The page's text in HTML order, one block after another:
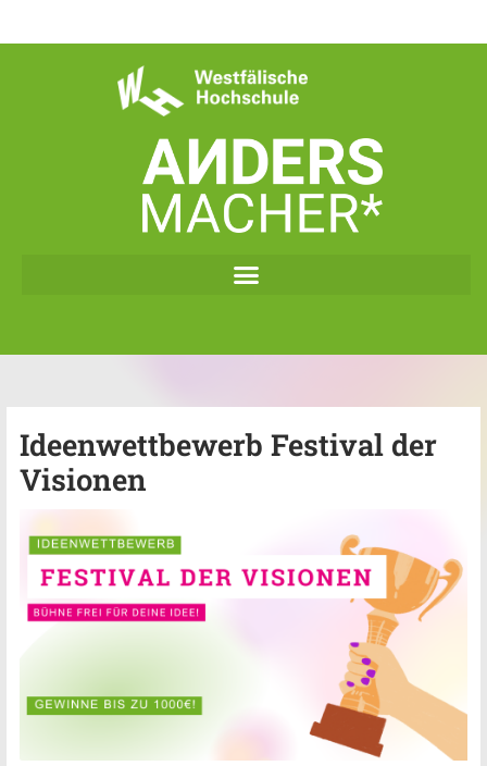
Ideenwettbewerb Festival der
Visionen